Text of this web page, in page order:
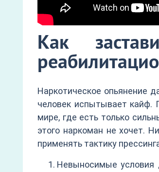
Как
Наркотическое опьянение
человек испытывает кайф.
мире, где есть только
этого наркоман не хочет.
применять тактику
Невыносимые условия